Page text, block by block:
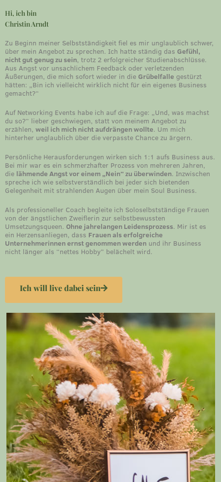
Hi, ich bin
Christin Arndt
Zu Beginn meiner Selbstständigkeit fiel es mir unglaublich schwer,
über mein Angebot zu sprechen. Ich hatte ständig das Gefühl,
nicht gut genug zu sein, trotz 2 erfolgreicher Studienabschlüsse.
Aus Angst vor unsachlichem Feedback oder verletzenden
Äußerungen, die mich sofort wieder in die Grübelfalle gestürzt
hätten: „Bin ich vielleicht wirklich nicht für ein eigenes Business
gemacht?“
Auf Networking Events habe ich auf die Frage: „Und, was machst
du so?“ lieber geschwiegen, statt von meinem Angebot zu
erzählen, weil ich mich nicht aufdrängen wollte. Um mich
hinterher unglaublich über die verpasste Chance zu ärgern.
Persönliche Herausforderungen wirken sich 1:1 aufs Business aus.
Bei mir war es ein schmerzhafter Prozess von mehreren Jahren,
die lähmende Angst vor einem „Nein“ zu überwinden. Inzwischen
spreche ich wie selbstverständlich bei jeder sich bietenden
Gelegenheit mit strahlenden Augen über mein Soul Business.
Als professioneller Coach begleite ich Soloselbstständige Frauen
von der ängstlichen Zweiflerin zur selbstbewussten
Umsetzungsqueen. Ohne jahrelangen Leidensprozess. Mir ist es
ein Herzensanliegen, dass Frauen als erfolgreiche
Unternehmerinnen ernst genommen werden und ihr Business
nicht länger als “nettes Hobby” belächelt wird.
Ich will live dabei sein